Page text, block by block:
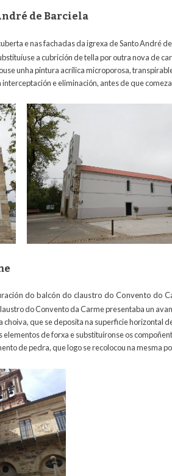
de Barciela
e nas fachadas da igrexa de Santo André
a cubrición de tella por outra nova de
unha pintura acrílica microporosa,
e eliminación, antes de que
do balcón do claustro do Convento do
do Convento da Carme presentaba un
choiva, que se deposita na superficie horizontal
elementos de forxa e substituíronse os
de pedra, que logo se recolocou na mesma